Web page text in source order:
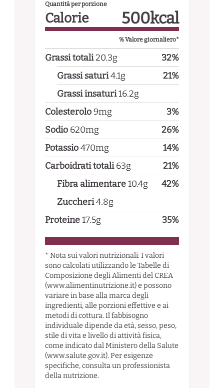
Quantità per porzione
Calorie 500kcal
% Valore giornaliero*
Grassi totali20.3g 32%
Grassi saturi4.1g 21%
Grassi insaturi16.2g
Colesterolo9mg 3%
Sodio 620mg 26%
Potassio470mg 14%
Carboidrati totali 63g 21%
Fibra alimentare10.4g 42%
Zuccheri4.8g
Proteine17.5g 35%
* Nota sui valori nutrizionali: I valori
sono calcolati utilizzando le Tabelle di
Composizione degli Alimenti del CREA
(www.alimentinutrizione.it) e possono
variare in base alla marca degli
ingredienti, alle porzioni effettive e ai
metodi di cottura. Il fabbisogno
individuale dipende da età, sesso, peso,
stile di vita e livello di attività fisica,
come indicato dal Ministero della Salute
(www.salute.gov.it). Per esigenze
specifiche, consulta un professionista
della nutrizione.